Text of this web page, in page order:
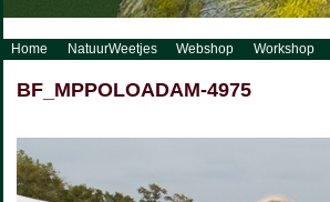
Home NatuurWeetjes Webshop Workshop
BF_MPPOLOADAM-4975